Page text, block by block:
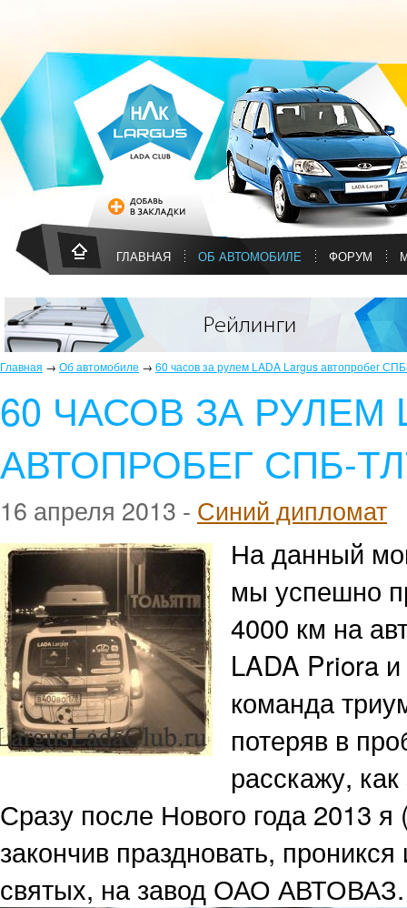
ГЛАВНАЯ ОБ АВТОМОБИЛЕ ФОРУМ
Главная → Об автомобиле → 60 часов за рулем LADA Largus автопробег
60 ЧАСОВ ЗА РУЛЕМ
АВТОПРОБЕГ СПБ-
16 апреля 2013 - Синий дипломат
На данный
мы успешно
4000 км на
LADA Priora
команда
потеряв в
расскажу,
Сразу после Нового года 2013
закончив праздновать,
святых, на завод ОАО